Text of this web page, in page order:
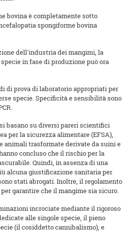
bovina è completamente sotto
spongiforme bovina
dell'industria dei mangimi, la
in fase di produzione può ora
di prova di laboratorio appropriati per
specie. Specificità e sensibilità sono
basano su diversi pareri scientifici
per la sicurezza alimentare (EFSA),
animali trasformate derivate da suini e
concluso che il rischio per la
Quindi, in assenza di una
alcuna giustificazione sanitaria per
stati abrogati. Inoltre, il regolamento
garantire che il mangime sia sicuro.
incrociate mediante il rigoroso
alle singole specie, il pieno
(il cosiddetto cannibalismo), e